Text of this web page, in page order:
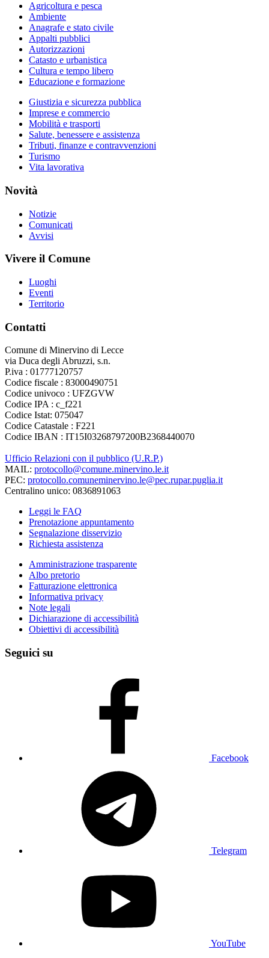
Agricoltura e pesca
Ambiente
Anagrafe e stato civile
Appalti pubblici
Autorizzazioni
Catasto e urbanistica
Cultura e tempo libero
Educazione e formazione
Giustizia e sicurezza pubblica
Imprese e commercio
Mobilità e trasporti
Salute, benessere e assistenza
Tributi, finanze e contravvenzioni
Turismo
Vita lavorativa
Novità
Notizie
Comunicati
Avvisi
Vivere il Comune
Luoghi
Eventi
Territorio
Contatti
Comune di Minervino di Lecce
via Duca degli Abruzzi, s.n.
P.iva : 01777120757
Codice fiscale : 83000490751
Codice univoco : UFZGVW
Codice IPA : c_f221
Codice Istat: 075047
Codice Catastale : F221
Codice IBAN : IT15I03268797200B2368440070
Ufficio Relazioni con il pubblico (U.R.P.)
MAIL: protocollo@comune.minervino.le.it
PEC: protocollo.comuneminervino.le@pec.rupar.puglia.it
Centralino unico: 0836891063
Leggi le FAQ
Prenotazione appuntamento
Segnalazione disservizio
Richiesta assistenza
Amministrazione trasparente
Albo pretorio
Fatturazione elettronica
Informativa privacy
Note legali
Dichiarazione di accessibilità
Obiettivi di accessibilità
Seguici su
Facebook
Telegram
YouTube